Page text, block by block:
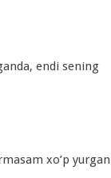
endi sening
xo’p yurgan